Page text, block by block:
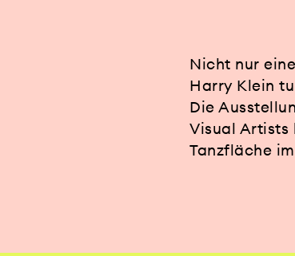
Nicht nur
Harry Klein
Die
Visual Artists
Tanzfläche